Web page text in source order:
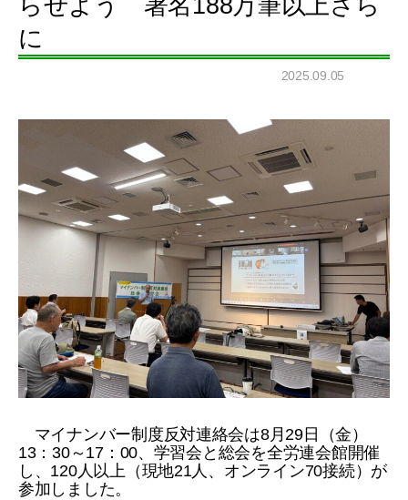
らせよう 署名188万筆以上さら
に
2025.09.05
マイナンバー制度反対連絡会は8月29日（金）
13：30～17：00、学習会と総会を全労連会館開催
し、120人以上（現地21人、オンライン70接続）が
参加しました。